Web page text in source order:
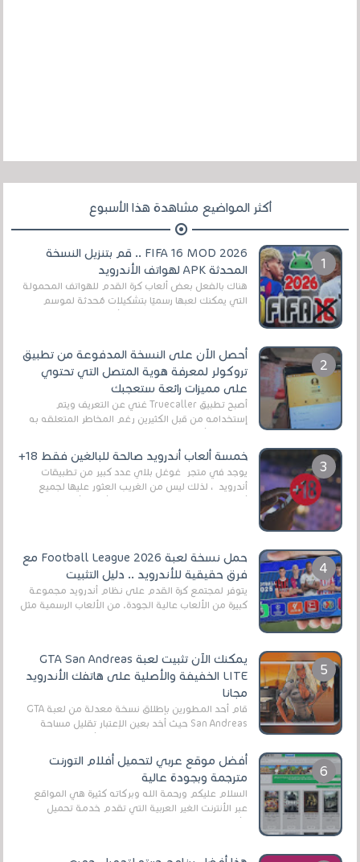
أكثر المواضيع مشاهدة هذا الأسبوع
FIFA 16 MOD 2026 .. قم بتنزيل النسخة
المحدثة APK لهواتف الأندرويد
هناك بالفعل بعض ألعاب كرة القدم للهواتف المحمولة
التي يمكنك لعبها رسميًا بتشكيلات مُحدثة لموسم
أحصل الآن على النسخة المدفوعة من تطبيق
تروكولر لمعرفة هوية المتصل التي تحتوي
على مميزات رائعة ستعجبك
أصبح تطبيق Truecaller غني عن التعريف ويتم
إستخدامه من قبل الكثيرين رغم المخاطر المتعلقه به
خمسة ألعاب أندرويد صالحة للبالغين فقط 18+
يوجد في متجر غوغل بلاي عدد كبير من تطبيقات
أندرويد ، لذلك ليس من الغريب العثور عليها لجميع
حمل نسخة لعبة Football League 2026 مع
فرق حقيقية للأندرويد .. دليل التثبيت
يتوفر لمجتمع كرة القدم على نظام أندرويد مجموعة
كبيرة من الألعاب عالية الجودة. من الألعاب الرسمية مثل
يمكنك الآن تثبيت لعبة GTA San Andreas
LITE الخفيفة والأصلية على هاتفك الأندرويد
مجانا
قام أحد المطورين بإطلاق نسخة معدلة من لعبة GTA
San Andreas حيث أخد بعين الإعتبار تقليل مساحة
أفضل موقع عربي لتحميل أفلام التورنت
مترجمة وبجودة عالية
السلام عليكم ورحمة الله وبركاته كثيرة هي المواقع
عبر الأنترنت الغير العربية التي تقدم خدمة تحميل